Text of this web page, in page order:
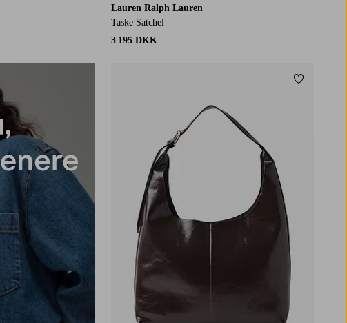
Lauren Ralph Lauren
Taske Satchel
3 195 DKK
Tilføj til